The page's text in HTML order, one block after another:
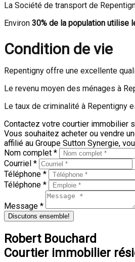
La Société de transport de
Environ 30% de la population utilise
Condition de vie
Repentigny offre une excellente
Le revenu moyen des ménages à
Le taux de criminalité à Repentigny
Contactez votre courtier immobilier
Vous souhaitez acheter ou vendre
affilié au Groupe Sutton Synergie,
Nom complet *
Courriel *
Téléphone *
Téléphone *
Message *
Discutons ensemble!
Robert Bouchard
Courtier immobilier